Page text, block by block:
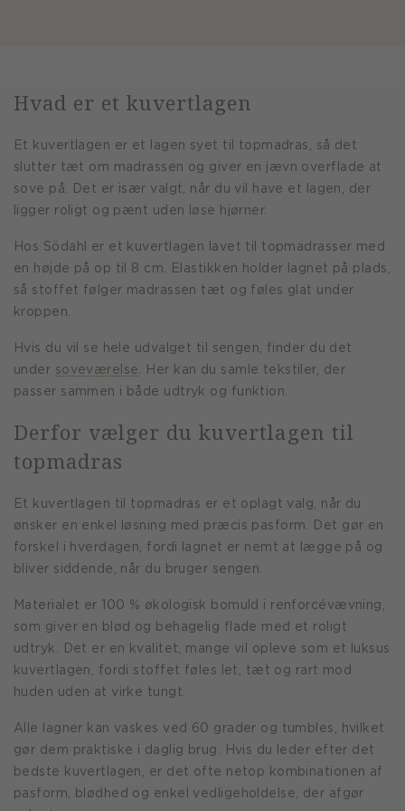
Hvad er et kuvertlagen
Et kuvertlagen er et lagen syet til topmadras, så det
slutter tæt om madrassen og giver en jævn overflade at
sove på. Det er især valgt, når du vil have et lagen, der
ligger roligt og pænt uden løse hjørner.
Hos Södahl er et kuvertlagen lavet til topmadrasser med
en højde på op til 8 cm. Elastikken holder lagnet på plads,
så stoffet følger madrassen tæt og føles glat under
kroppen.
Hvis du vil se hele udvalget til sengen, finder du det
under soveværelse
. Her kan du samle tekstiler, der
passer sammen i både udtryk og funktion.
Derfor vælger du kuvertlagen til
topmadras
Et kuvertlagen til topmadras er et oplagt valg, når du
ønsker en enkel løsning med præcis pasform. Det gør en
forskel i hverdagen, fordi lagnet er nemt at lægge på og
bliver siddende, når du bruger sengen.
Materialet er 100 % økologisk bomuld i renforcévævning,
som giver en blød og behagelig flade med et roligt
udtryk. Det er en kvalitet, mange vil opleve som et luksus
kuvertlagen, fordi stoffet føles let, tæt og rart mod
huden uden at virke tungt.
Alle lagner kan vaskes ved 60 grader og tumbles, hvilket
gør dem praktiske i daglig brug. Hvis du leder efter det
bedste kuvertlagen, er det ofte netop kombinationen af
pasform, blødhed og enkel vedligeholdelse, der afgør